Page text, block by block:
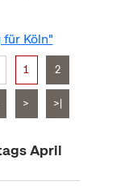
Köln"
1 2
> >|
April